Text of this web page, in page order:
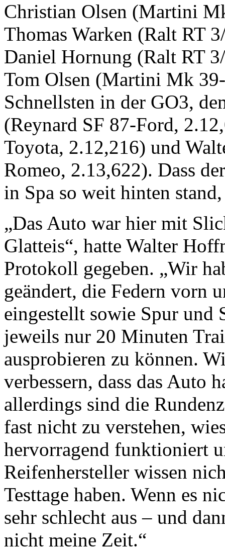
Christian Olsen (Martini
Thomas Warken (Ralt RT
Daniel Hornung (Ralt RT
Tom Olsen (Martini Mk
Schnellsten in der GO3,
(Reynard SF 87-Ford,
Toyota, 2.12,216) und
Romeo, 2.13,622). Dass
in Spa so weit hinten
„Das Auto war hier mit
Glatteis“, hatte Walter
Protokoll gegeben. „Wir
geändert, die Federn vorn
eingestellt sowie Spur und
jeweils nur 20 Minuten
ausprobieren zu können.
verbessern, dass das Auto
allerdings sind die
fast nicht zu verstehen,
hervorragend funktioniert
Reifenhersteller wissen
Testtage haben. Wenn es
sehr schlecht aus – und
nicht meine Zeit.“